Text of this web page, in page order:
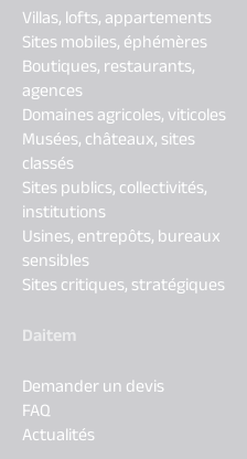
Villas, lofts, appartements
Sites mobiles, éphémères
Boutiques, restaurants,
agences
Domaines agricoles, viticoles
Musées, châteaux, sites
classés
Sites publics, collectivités,
institutions
Usines, entrepôts, bureaux
sensibles
Sites critiques, stratégiques
Daitem
Demander un devis
FAQ
Actualités